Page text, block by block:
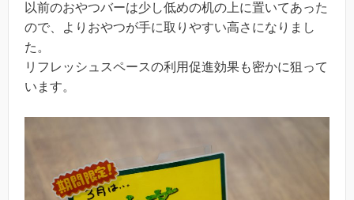
以前のおやつバーは少し低めの机の上に置いてあった
ので、よりおやつが手に取りやすい高さになりまし
た。
リフレッシュスペースの利用促進効果も密かに狙って
います。